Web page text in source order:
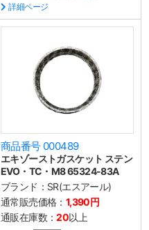
詳細ページ
商品番号 000489
エキゾーストガスケット ステン
EVO・TC・M8 65324-83A
ブランド： SR(エスアール)
通常販売価格： 1,390円
通販在庫数：20以上